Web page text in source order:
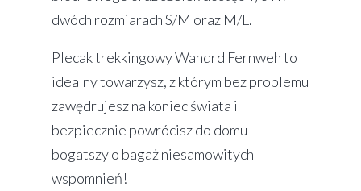
dwóch rozmiarach S/M oraz M/L.
Plecak trekkingowy Wandrd Fernweh to
idealny towarzysz, z którym bez problemu
zawędrujesz na koniec świata i
bezpiecznie powrócisz do domu –
bogatszy o bagaż niesamowitych
wspomnień!